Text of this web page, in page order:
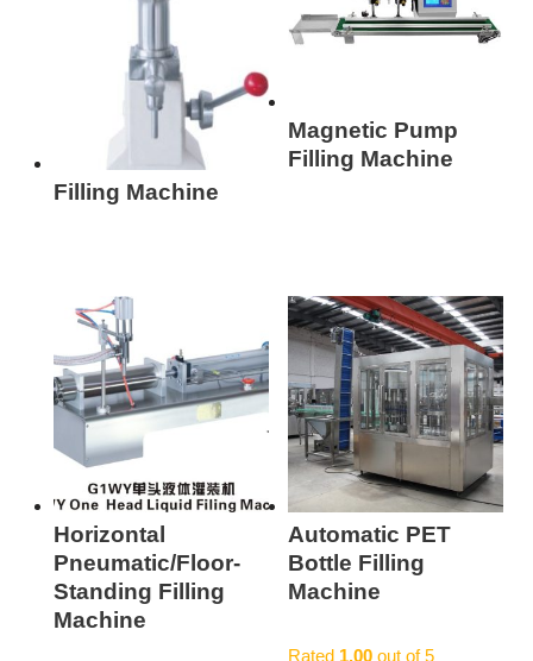
Filling Machine
Magnetic Pump
Filling Machine
Horizontal
Pneumatic/Floor-
Standing Filling
Machine
Automatic PET
Bottle Filling
Machine
Rated 1.00out of 5